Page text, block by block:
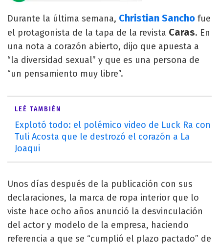
Durante la última semana, Christian Sancho fue
el protagonista de la tapa de la revista Caras. En
una nota a corazón abierto, dijo que apuesta a
“la diversidad sexual” y que es una persona de
“un pensamiento muy libre”.
LEÉ TAMBIÉN
Explotó todo: el polémico video de Luck Ra con
Tuli Acosta que le destrozó el corazón a La
Joaqui
Unos días después de la publicación con sus
declaraciones, la marca de ropa interior que lo
viste hace ocho años anunció la desvinculación
del actor y modelo de la empresa, haciendo
referencia a que se “cumplió el plazo pactado” de